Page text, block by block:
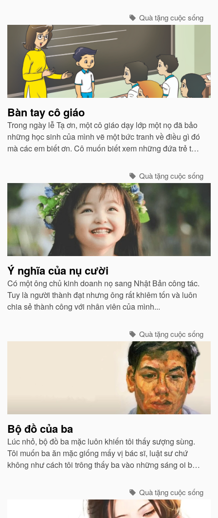
Quà tặng cuộc sống
Bàn tay cô giáo
Trong ngày lễ Tạ ơn, một cô giáo dạy lớp một nọ đã bảo
những học sinh của mình vẽ một bức tranh về điều gì đó
mà các em biết ơn. Cô muốn biết xem những đứa trẻ từ
Quà tặng cuộc sống
Ý nghĩa của nụ cười
Có một ông chủ kinh doanh nọ sang Nhật Bản công tác.
Tuy là người thành đạt nhưng ông rất khiêm tốn và luôn
chia sẻ thành công với nhân viên của mình...
Quà tặng cuộc sống
Bộ đồ của ba
Lúc nhỏ, bộ đồ ba mặc luôn khiến tôi thấy sượng sùng.
Tôi muốn ba ăn mặc giống mấy vị bác sĩ, luật sư chứ
không như cách tôi trông thấy ba vào những sáng oi bức
Quà tặng cuộc sống